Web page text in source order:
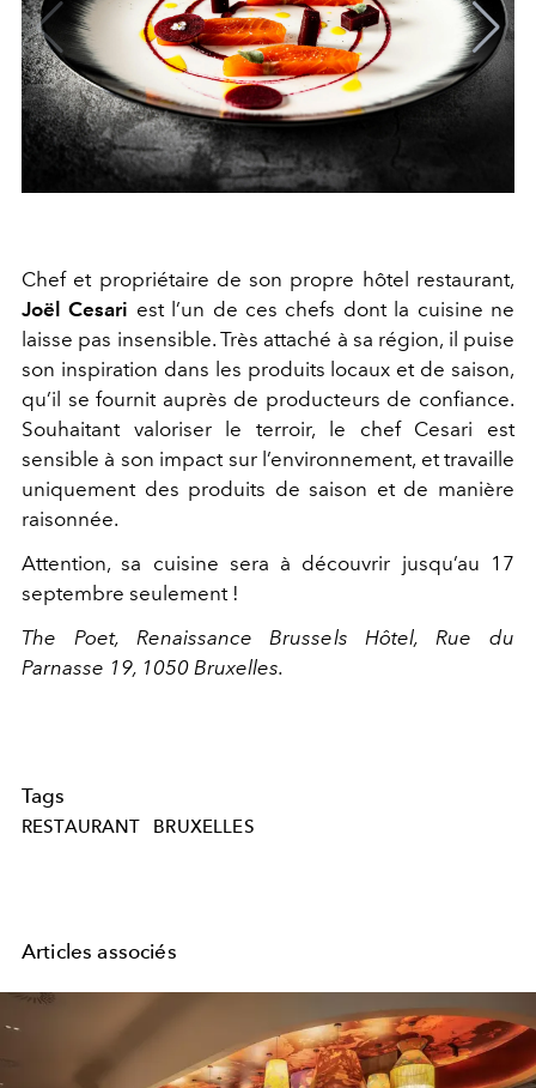
Chef et propriétaire de son propre hôtel restaurant,
Joël Cesari est l’un de ces chefs dont la cuisine ne
laisse pas insensible. Très attaché à sa région, il puise
son inspiration dans les produits locaux et de saison,
qu’il se fournit auprès de producteurs de confiance.
Souhaitant valoriser le terroir, le chef Cesari est
sensible à son impact sur l’environnement, et travaille
uniquement des produits de saison et de manière
raisonnée.
Attention, sa cuisine sera à découvrir jusqu’au 17
septembre seulement !
The Poet, Renaissance Brussels Hôtel, Rue du
Parnasse 19, 1050 Bruxelles.
Tags
RESTAURANT BRUXELLES
Articles associés